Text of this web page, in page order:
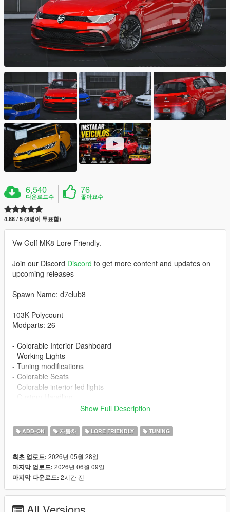
6,540
다운로드수
76
좋아요수
4.88 / 5 (8명이 투표함)
Vw Golf MK8 Lore Friendly.
Join our Discord Discord to get more content and updates on
upcoming releases
Spawn Name: d7club8
103K Polycount
Modparts: 26
- Colorable Interior Dashboard
- Working Lights
- Tuning modifications
- Colorable Seats
- Colorable interior led lights
Installation:
2. Add this line -> dlcpacks:/d7club8/ to the dlclist.xml
Changelog
1.1 - New Stock Wheels And Wheels color id fix
Show Full Description
ADD-ON 자동차 LORE FRIENDLY TUNING
최초 업로드: 2026년 05월 28일
마지막 업로드: 2026년 06월 09일
마지막 다운로드: 2시간 전